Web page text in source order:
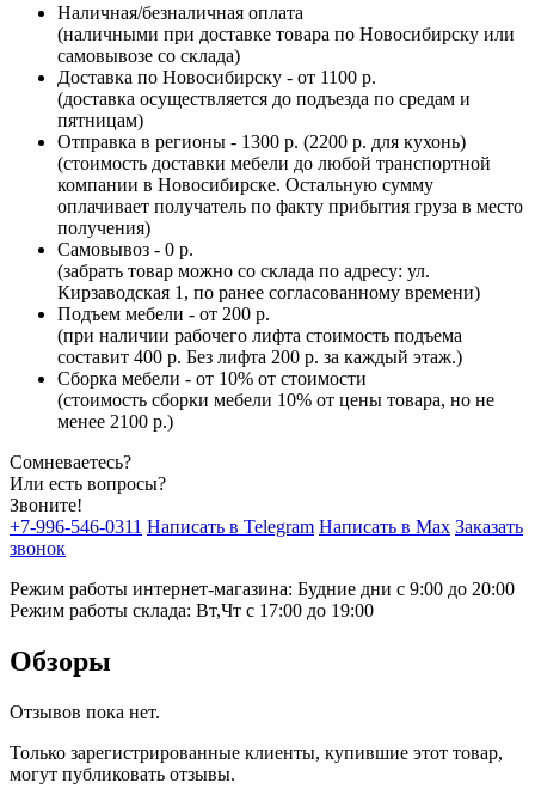
Наличная/безналичная оплата
(наличными при доставке товара по Новосибирску или
самовывозе со склада)
Доставка по Новосибирску - от 1100 р.
(доставка осуществляется до подъезда по средам и
пятницам)
Отправка в регионы - 1300 р. (2200 р. для кухонь)
(стоимость доставки мебели до любой транспортной
компании в Новосибирске. Остальную сумму
оплачивает получатель по факту прибытия груза в место
получения)
Самовывоз - 0 р.
(забрать товар можно со склада по адресу: ул.
Кирзаводская 1, по ранее согласованному времени)
Подъем мебели - от 200 р.
(при наличии рабочего лифта стоимость подъема
составит 400 р. Без лифта 200 р. за каждый этаж.)
Сборка мебели - от 10% от стоимости
(стоимость сборки мебели 10% от цены товара, но не
менее 2100 р.)
Сомневаетесь?
Или есть вопросы?
Звоните!
+7-996-546-0311 Написать в Telegram Написать в Max Заказать
звонок
Режим работы интернет-магазина: Будние дни с 9:00 до 20:00
Режим работы склада: Вт,Чт с 17:00 до 19:00
Обзоры
Отзывов пока нет.
Только зарегистрированные клиенты, купившие этот товар,
могут публиковать отзывы.